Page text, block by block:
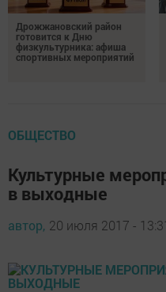
Дрожжановский район
готовится к Дню
физкультурника: афиша
спортивных мероприятий
ОБЩЕСТВО
Культурные
в выходные
автор, 20 июля 2017 -